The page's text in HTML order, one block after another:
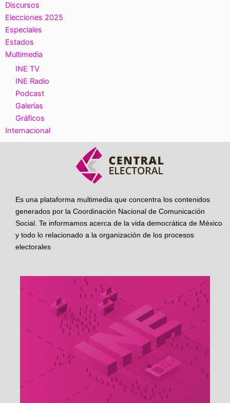
Discursos
Elecciones 2025
Especiales
Estados
Multimedia
INE TV
INE Radio
Podcast
Galerías
Gráficos
Internacional
Es una plataforma multimedia que concentra los contenidos
generados por la Coordinación Nacional de Comunicación
Social. Te informamos acerca de la vida democrática de México
y todo lo relacionado a la organización de los procesos
electorales